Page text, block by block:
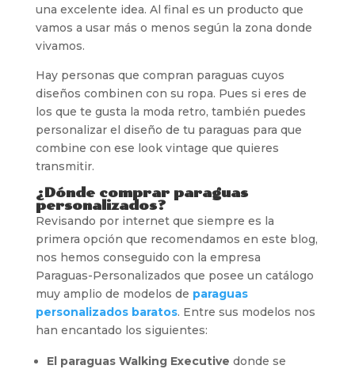
una excelente idea. Al final es un producto que
vamos a usar más o menos según la zona donde
vivamos.
Hay personas que compran paraguas cuyos
diseños combinen con su ropa. Pues si eres de
los que te gusta la moda retro, también puedes
personalizar el diseño de tu paraguas para que
combine con ese look vintage que quieres
transmitir.
¿Dónde comprar paraguas
personalizados?
Revisando por internet que siempre es la
primera opción que recomendamos en este blog,
nos hemos conseguido con la empresa
Paraguas-Personalizados que posee un catálogo
muy amplio de modelos de paraguas
personalizados baratos. Entre sus modelos nos
han encantado los siguientes:
El paraguas Walking Executive donde se